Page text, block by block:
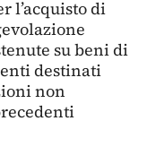
l’acquisto di
su beni di
destinati
non